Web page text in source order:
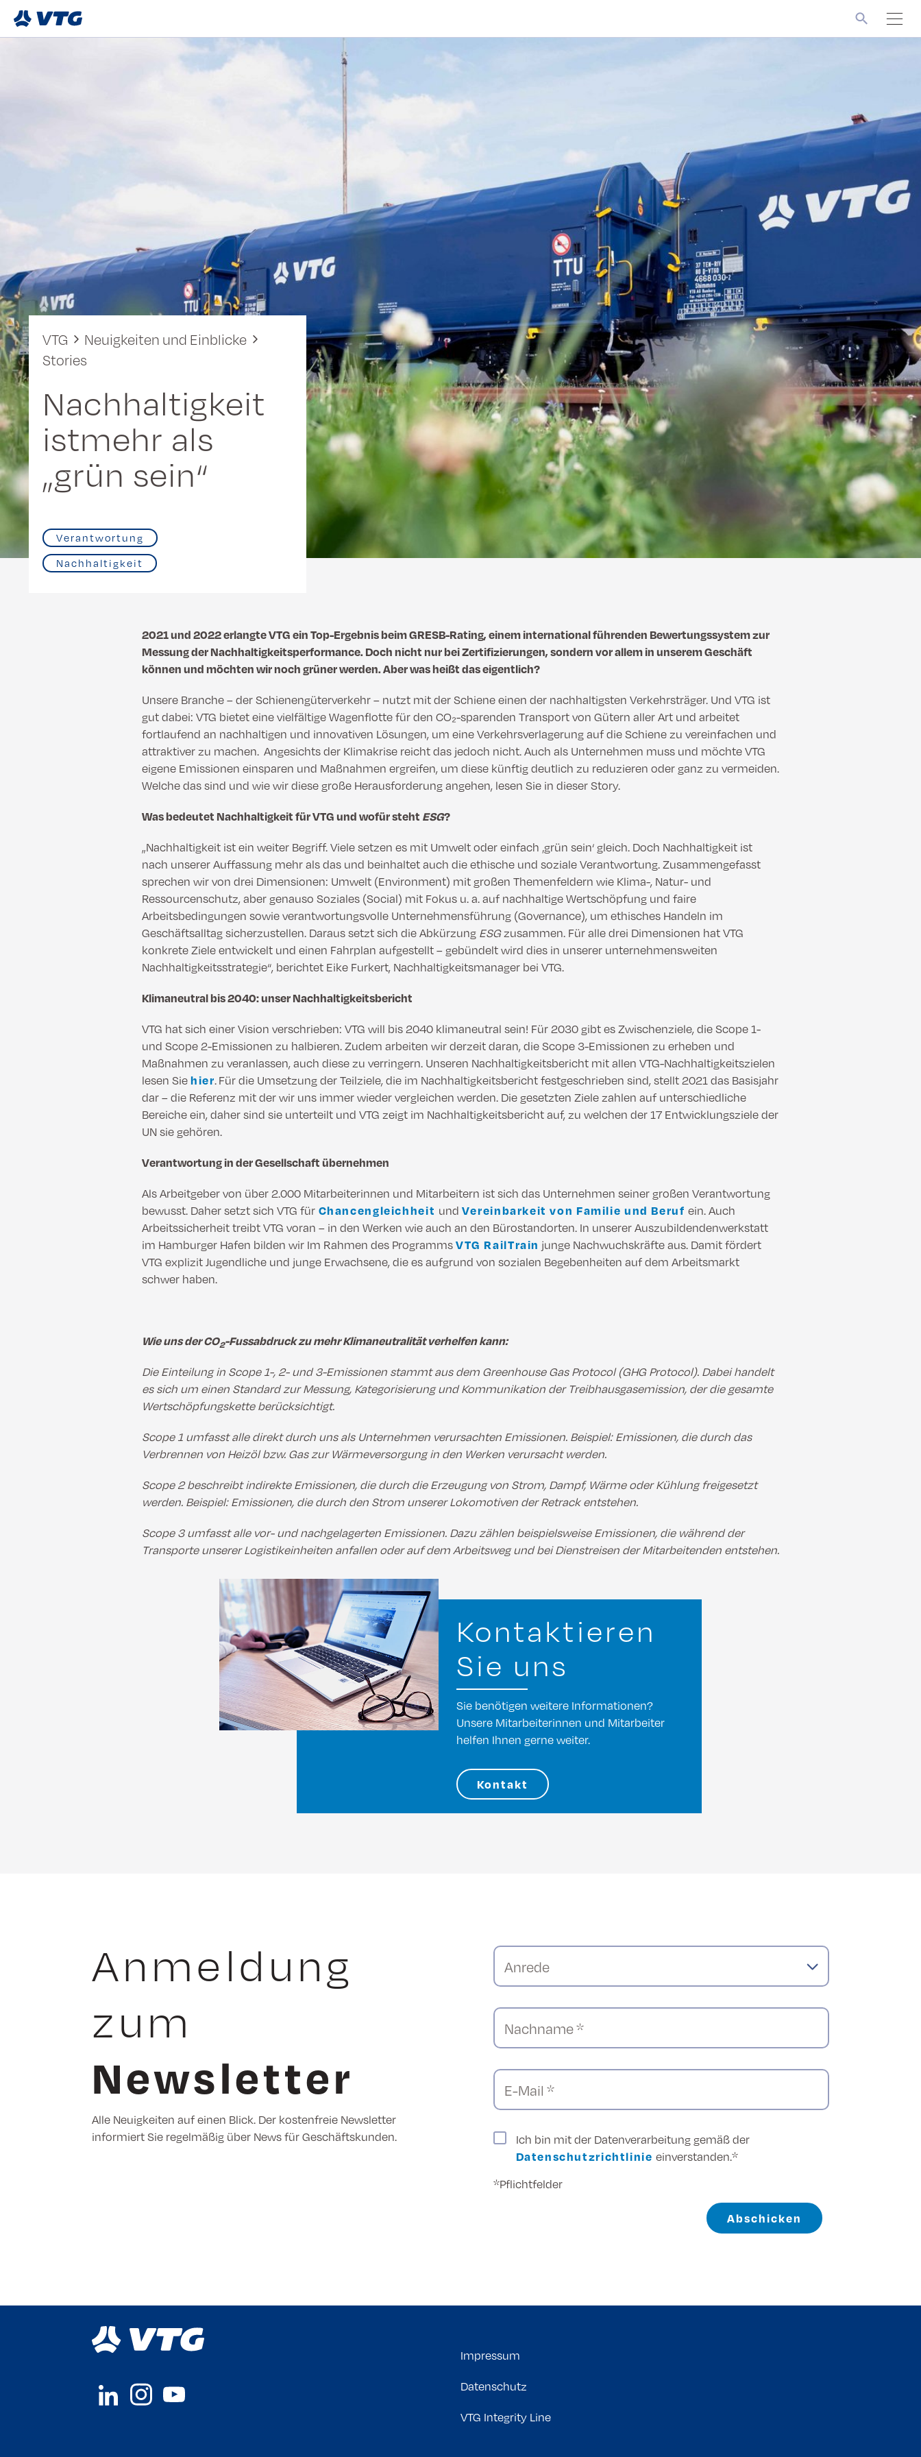
VTG
Neuigkeiten und Einblicke
Stories
Nachhaltigkeit
istmehr als
„grün sein“
Verantwortung
Nachhaltigkeit
2021 und 2022 erlangte VTG ein Top-Ergebnis beim GRESB-Rating, einem international führenden Bewertungssystem zur
Messung der Nachhaltigkeitsperformance. Doch nicht nur bei Zertifizierungen, sondern vor allem in unserem Geschäft
können und möchten wir noch grüner werden. Aber was heißt das eigentlich?
Unsere Branche – der Schienengüterverkehr – nutzt mit der Schiene einen der nachhaltigsten Verkehrsträger. Und VTG ist
gut dabei: VTG bietet eine vielfältige Wagenflotte für den CO₂-sparenden Transport von Gütern aller Art und arbeitet
fortlaufend an nachhaltigen und innovativen Lösungen, um eine Verkehrsverlagerung auf die Schiene zu vereinfachen und
attraktiver zu machen. Angesichts der Klimakrise reicht das jedoch nicht. Auch als Unternehmen muss und möchte VTG
eigene Emissionen einsparen und Maßnahmen ergreifen, um diese künftig deutlich zu reduzieren oder ganz zu vermeiden.
Welche das sind und wie wir diese große Herausforderung angehen, lesen Sie in dieser Story.
Was bedeutet Nachhaltigkeit für VTG und wofür steht ESG?
„Nachhaltigkeit ist ein weiter Begriff. Viele setzen es mit Umwelt oder einfach ‚grün sein‘ gleich. Doch Nachhaltigkeit ist
nach unserer Auffassung mehr als das und beinhaltet auch die ethische und soziale Verantwortung. Zusammengefasst
sprechen wir von drei Dimensionen: Umwelt (Environment) mit großen Themenfeldern wie Klima-, Natur- und
Ressourcenschutz, aber genauso Soziales (Social) mit Fokus u. a. auf nachhaltige Wertschöpfung und faire
Arbeitsbedingungen sowie verantwortungsvolle Unternehmensführung (Governance), um ethisches Handeln im
Geschäftsalltag sicherzustellen. Daraus setzt sich die Abkürzung ESGzusammen. Für alle drei Dimensionen hat VTG
konkrete Ziele entwickelt und einen Fahrplan aufgestellt – gebündelt wird dies in unserer unternehmensweiten
Nachhaltigkeitsstrategie“, berichtet Eike Furkert, Nachhaltigkeitsmanager bei VTG.
Klimaneutral bis 2040: unser Nachhaltigkeitsbericht
VTG hat sich einer Vision verschrieben: VTG will bis 2040 klimaneutral sein! Für 2030 gibt es Zwischenziele, die Scope 1-
und Scope 2-Emissionen zu halbieren. Zudem arbeiten wir derzeit daran, die Scope 3-Emissionen zu erheben und
Maßnahmen zu veranlassen, auch diese zu verringern. Unseren Nachhaltigkeitsbericht mit allen VTG-Nachhaltigkeitszielen
lesen Siehier. Für die Umsetzung der Teilziele, die im Nachhaltigkeitsbericht festgeschrieben sind, stellt 2021 das Basisjahr
dar – die Referenz mit der wir uns immer wieder vergleichen werden. Die gesetzten Ziele zahlen auf unterschiedliche
Bereiche ein, daher sind sie unterteilt und VTG zeigt im Nachhaltigkeitsbericht auf, zu welchen der 17 Entwicklungsziele der
UN sie gehören.
Verantwortung in der Gesellschaft übernehmen
Als Arbeitgeber von über 2.000 Mitarbeiterinnen und Mitarbeitern ist sich das Unternehmen seiner großen Verantwortung
bewusst. Daher setzt sich VTG für Chancengleichheit und Vereinbarkeit von Familie und Beruf ein. Auch
Arbeitssicherheit treibt VTG voran – in den Werken wie auch an den Bürostandorten. In unserer Auszubildendenwerkstatt
im Hamburger Hafen bilden wir Im Rahmen des ProgrammsVTG RailTrain junge Nachwuchskräfte aus. Damit fördert
VTG explizit Jugendliche und junge Erwachsene, die es aufgrund von sozialen Begebenheiten auf dem Arbeitsmarkt
schwer haben.
Wie uns der CO2-Fussabdruck zu mehr Klimaneutralität verhelfen kann:
Die Einteilung in Scope 1-, 2- und 3-Emissionen stammt aus dem Greenhouse Gas Protocol (GHG Protocol). Dabei handelt
es sich um einen Standard zur Messung, Kategorisierung und Kommunikation der Treibhausgasemission, der die gesamte
Wertschöpfungskette berücksichtigt.
Scope 1 umfasst alle direkt durch uns als Unternehmen verursachten Emissionen. Beispiel: Emissionen, die durch das
Verbrennen von Heizöl bzw. Gas zur Wärmeversorgung in den Werken verursacht werden.
Scope 2 beschreibt indirekte Emissionen, die durch die Erzeugung von Strom, Dampf, Wärme oder Kühlung freigesetzt
werden. Beispiel: Emissionen, die durch den Strom unserer Lokomotiven der Retrack entstehen.
Scope 3 umfasst alle vor- und nachgelagerten Emissionen. Dazu zählen beispielsweise Emissionen, die während der
Transporte unserer Logistikeinheiten anfallen oder auf dem Arbeitsweg und bei Dienstreisen der Mitarbeitenden entstehen.
Kontaktieren
Sie uns
Sie benötigen weitere Informationen?
Unsere Mitarbeiterinnen und Mitarbeiter
helfen Ihnen gerne weiter.
Kontakt
Anmeldung
zum
Newsletter
Alle Neuigkeiten auf einen Blick. Der kostenfreie Newsletter
informiert Sie regelmäßig über News für Geschäftskunden.
Anrede
Nachname *
E-Mail *
Ich bin mit der Datenverarbeitung gemäß der
Datenschutzrichtlinie einverstanden.*
*Pflichtfelder
Abschicken
Impressum
Datenschutz
VTG Integrity Line